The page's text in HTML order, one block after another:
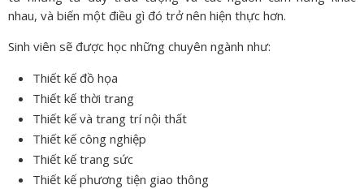
nhau, và biến một điều gì đó trở nên hiện thực hơn.
Sinh viên sẽ được học những chuyên ngành như:
Thiết kế đồ họa
Thiết kế thời trang
Thiết kế và trang trí nội thất
Thiết kế công nghiệp
Thiết kế trang sức
Thiết kế phương tiện giao thông